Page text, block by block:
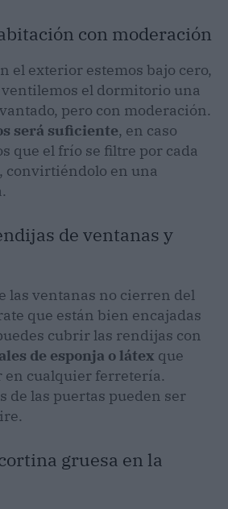
con moderación
el exterior estemos bajo cero,
ventilemos el dormitorio una
pero con moderación.
será suficiente, en caso
que el frío se filtre por cada
convirtiéndolo en una
de ventanas y
las ventanas no cierren del
que están bien encajadas
cubrir las rendijas con
de esponja o látex que
en cualquier ferretería.
de las puertas pueden ser
gruesa en la